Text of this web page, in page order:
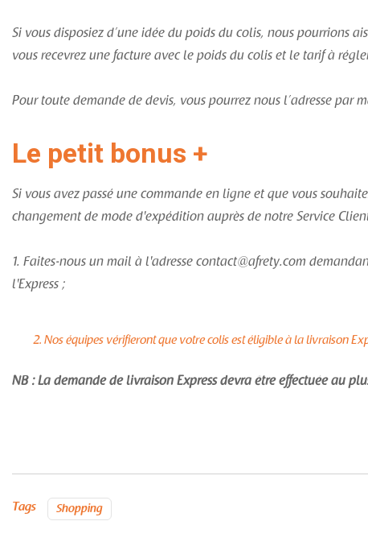
Si vous disposiez d’une idée du poids du colis, nous pourrions
vous recevrez une facture avec le poids du colis et le tarif à
Pour toute demande de devis, vous pourrez nous l’adresse par
Le petit bonus +
Si vous avez passé une commande en ligne et que vous
changement de mode d'expédition auprès de notre Service
1. Faites-nous un mail à l'adresse contact@afrety.com
l'Express ;
Nos équipes vérifieront que votre colis est éligible à la livraison
NB : La demande de livraison Express devra être effectuée au
Tags Shopping